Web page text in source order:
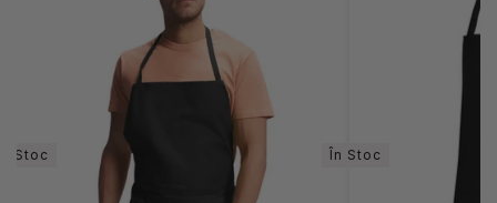
Stoc În Stoc